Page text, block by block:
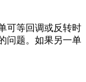
可等回调或反转时
问题。如果另一单